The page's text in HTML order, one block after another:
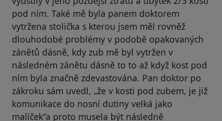
pod ním. Také mě byla panem doktorem
vytržena stolička s kterou jsem měl rovněž
dlouhodobé problémy v podobě opakovaných
zánětů dásně, kdy zub mě byl vytržen v
následném zánětu dásně to to až když kost pod
ním byla značně zdevastována. Pan doktor po
zákroku sám uvedl, „že v kosti pod zubem, je již
komunikace do nosní dutiny velká jako
malíček“a proto musela být následně